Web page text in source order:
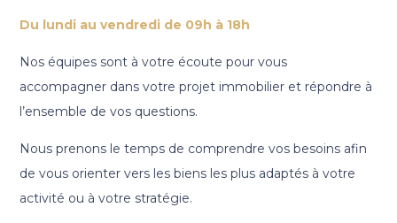
Du lundi au vendredi de 09h à 18h
Nos équipes sont à votre écoute pour vous
accompagner dans votre projet immobilier et répondre à
l’ensemble de vos questions.
Nous prenons le temps de comprendre vos besoins afin
de vous orienter vers les biens les plus adaptés à votre
activité ou à votre stratégie.